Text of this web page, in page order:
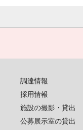
調達情報
採用情報
施設の撮影・貸出
公募展示室の貸出